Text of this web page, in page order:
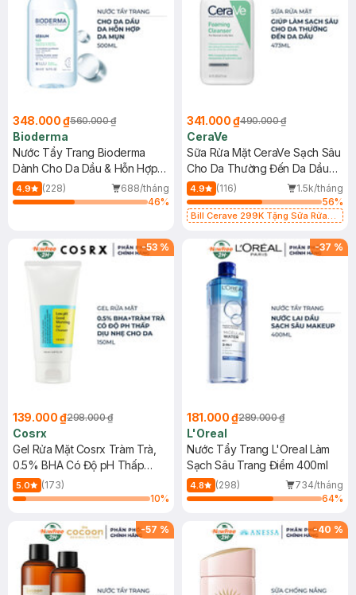
348.000 ₫560.000 ₫
Bioderma
Nước Tẩy Trang Bioderma
Dành Cho Da Dầu & Hỗn Hợp
500ml
4.9 (228)
688/tháng
46%
341.000 ₫490.000 ₫
CeraVe
Sữa Rửa Mặt CeraVe Sạch Sâu
Cho Da Thường Đến Da Dầu
473ml
4.9 (116)
1.5k/tháng
56%
Bill Cerave 299K Tặng Sữa Rửa
-53 %
139.000 ₫298.000 ₫
Cosrx
Gel Rửa Mặt Cosrx Tràm Trà,
0.5% BHA Có Độ pH Thấp
150ml
5.0
(173)
10%
-37 %
181.000 ₫289.000 ₫
L'Oreal
Nước Tẩy Trang L'Oreal Làm
Sạch Sâu Trang Điểm 400ml
4.8 (298)
734/tháng
64%
-57 % -40 %